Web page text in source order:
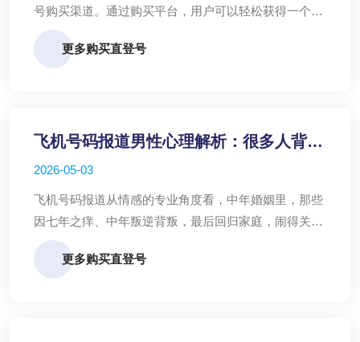
号购买渠道。通过购买平台，用户可以轻松获得一个功
能齐全、活跃度高的纸飞机账号，满足日常沟通和商务
需求。更多购买直登号
飞机号码报道男性心理解析：很多人背
2026-05-03
飞机号码报道从情感的专业角度看，中年婚姻里，那些
因七年之痒、中年叛逆背叛，最后回归家庭，闹得关系
僵持的夫妻里，很大一部分男性，背叛的原始冲动就源
自：电报(TG/飞机)号批发与销售【逃避平庸】
更多购买直登号